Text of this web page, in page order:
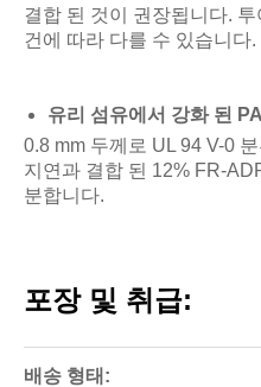
결합 된 것이 권장됩니다.
건에 따라 다를 수 있습니다.
유리 섬유에서 강화 된
0.8 mm 두께로 UL 94 V-0
지연과 결합 된 12% FR-
분합니다.
포장 및 취급:
배송 형태: